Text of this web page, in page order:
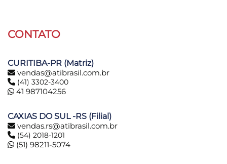
CONTATO
CURITIBA-PR (Matriz)
vendas@atibrasil.com.br
(41) 3302-3400
41 987104256
CAXIAS DO SUL -RS (Filial)
vendas.rs@atibrasil.com.br
(54) 2018-1201
(51) 98211-5074